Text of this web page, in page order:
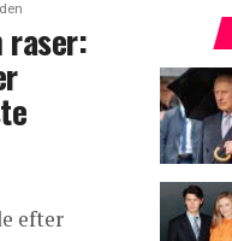
raser:
efter